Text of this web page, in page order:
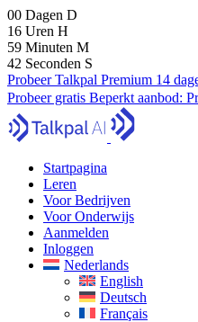
00 Dagen D
16 Uren H
59 Minuten M
40 Seconden S
Probeer Talkpal Premium 14
Probeer gratis Beperkt aanbod:
Startpagina
Leren
Voor Bedrijven
Voor Onderwijs
Aanmelden
Inloggen
Nederlands
English
Deutsch
Français